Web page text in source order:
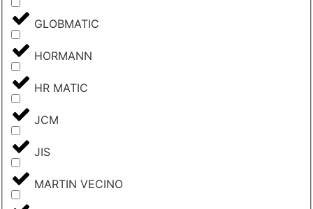
GLOBMATIC
HORMANN
HR MATIC
JCM
JIS
MARTIN VECINO